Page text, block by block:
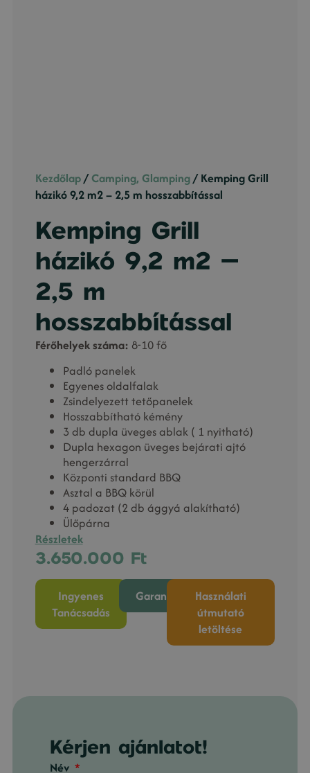
Kezdőlap/Camping, Glamping/ Kemping Grill
házikó 9,2 m2 – 2,5 m hosszabbítással
Kemping Grill
házikó 9,2 m2 –
2,5 m
hosszabbítással
Férőhelyek száma: 8-10 fő
Padló panelek
Egyenes oldalfalak
Zsindelyezett tetőpanelek
Hosszabbítható kémény
3 db dupla üveges ablak ( 1 nyitható)
Dupla hexagon üveges bejárati ajtó
hengerzárral
Központi standard BBQ
Asztal a BBQ körül
4 padozat (2 db ággyá alakítható)
Ülőpárna
Részletek
3.650.000 Ft
Ingyenes
Tanácsadás
Garancia
Használati
útmutató
letöltése
Kérjen ajánlatot!
Név